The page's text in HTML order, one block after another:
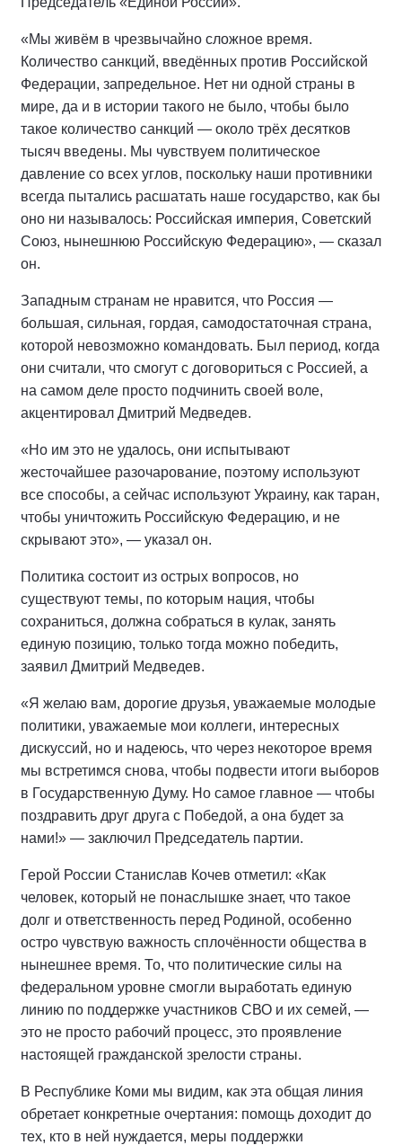
«Мы живём в чрезвычайно сложное время.
Количество санкций, введённых против Российской
Федерации, запредельное. Нет ни одной страны в
мире, да и в истории такого не было, чтобы было
такое количество санкций — около трёх десятков
тысяч введены. Мы чувствуем политическое
давление со всех углов, поскольку наши противники
всегда пытались расшатать наше государство, как бы
оно ни называлось: Российская империя, Советский
Союз, нынешнюю Российскую Федерацию», — сказал
он.
Западным странам не нравится, что Россия —
большая, сильная, гордая, самодостаточная страна,
которой невозможно командовать. Был период, когда
они считали, что смогут с договориться с Россией, а
на самом деле просто подчинить своей воле,
акцентировал Дмитрий Медведев.
«Но им это не удалось, они испытывают
жесточайшее разочарование, поэтому используют
все способы, а сейчас используют Украину, как таран,
чтобы уничтожить Российскую Федерацию, и не
скрывают это», — указал он.
Политика состоит из острых вопросов, но
существуют темы, по которым нация, чтобы
сохраниться, должна собраться в кулак, занять
единую позицию, только тогда можно победить,
заявил Дмитрий Медведев.
«Я желаю вам, дорогие друзья, уважаемые молодые
политики, уважаемые мои коллеги, интересных
дискуссий, но и надеюсь, что через некоторое время
мы встретимся снова, чтобы подвести итоги выборов
в Государственную Думу. Но самое главное — чтобы
поздравить друг друга с Победой, а она будет за
нами!» — заключил Председатель партии.
Герой России Станислав Кочев отметил: «Как
человек, который не понаслышке знает, что такое
долг и ответственность перед Родиной, особенно
остро чувствую важность сплочённости общества в
нынешнее время. То, что политические силы на
федеральном уровне смогли выработать единую
линию по поддержке участников СВО и их семей, —
это не просто рабочий процесс, это проявление
настоящей гражданской зрелости страны.
В Республике Коми мы видим, как эта общая линия
обретает конкретные очертания: помощь доходит до
тех, кто в ней нуждается, меры поддержки